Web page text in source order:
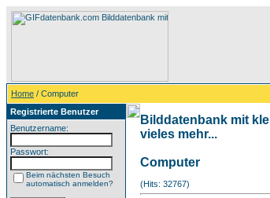
Home / Computer
Registrierte Benutzer
Benutzername:
Passwort:
Beim nächsten Besuch
automatisch anmelden?
Bilddatenbank mit
vieles mehr...
Computer
(Hits: 32767)